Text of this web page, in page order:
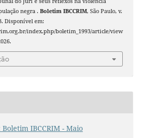
negra . Boletim IBCCRIM, São Paulo, v.
Disponível em:
index.php/boletim_1993/article/view
IBCCRIM - Maio